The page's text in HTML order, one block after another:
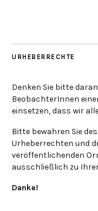
URHEBERRECHTE
Denken Sie bitte
BeobachterInnen
einsetzen, dass wir
Bitte bewahren Sie
Urheberrechten und
veröffentlichenden
ausschließlich zu
Danke!